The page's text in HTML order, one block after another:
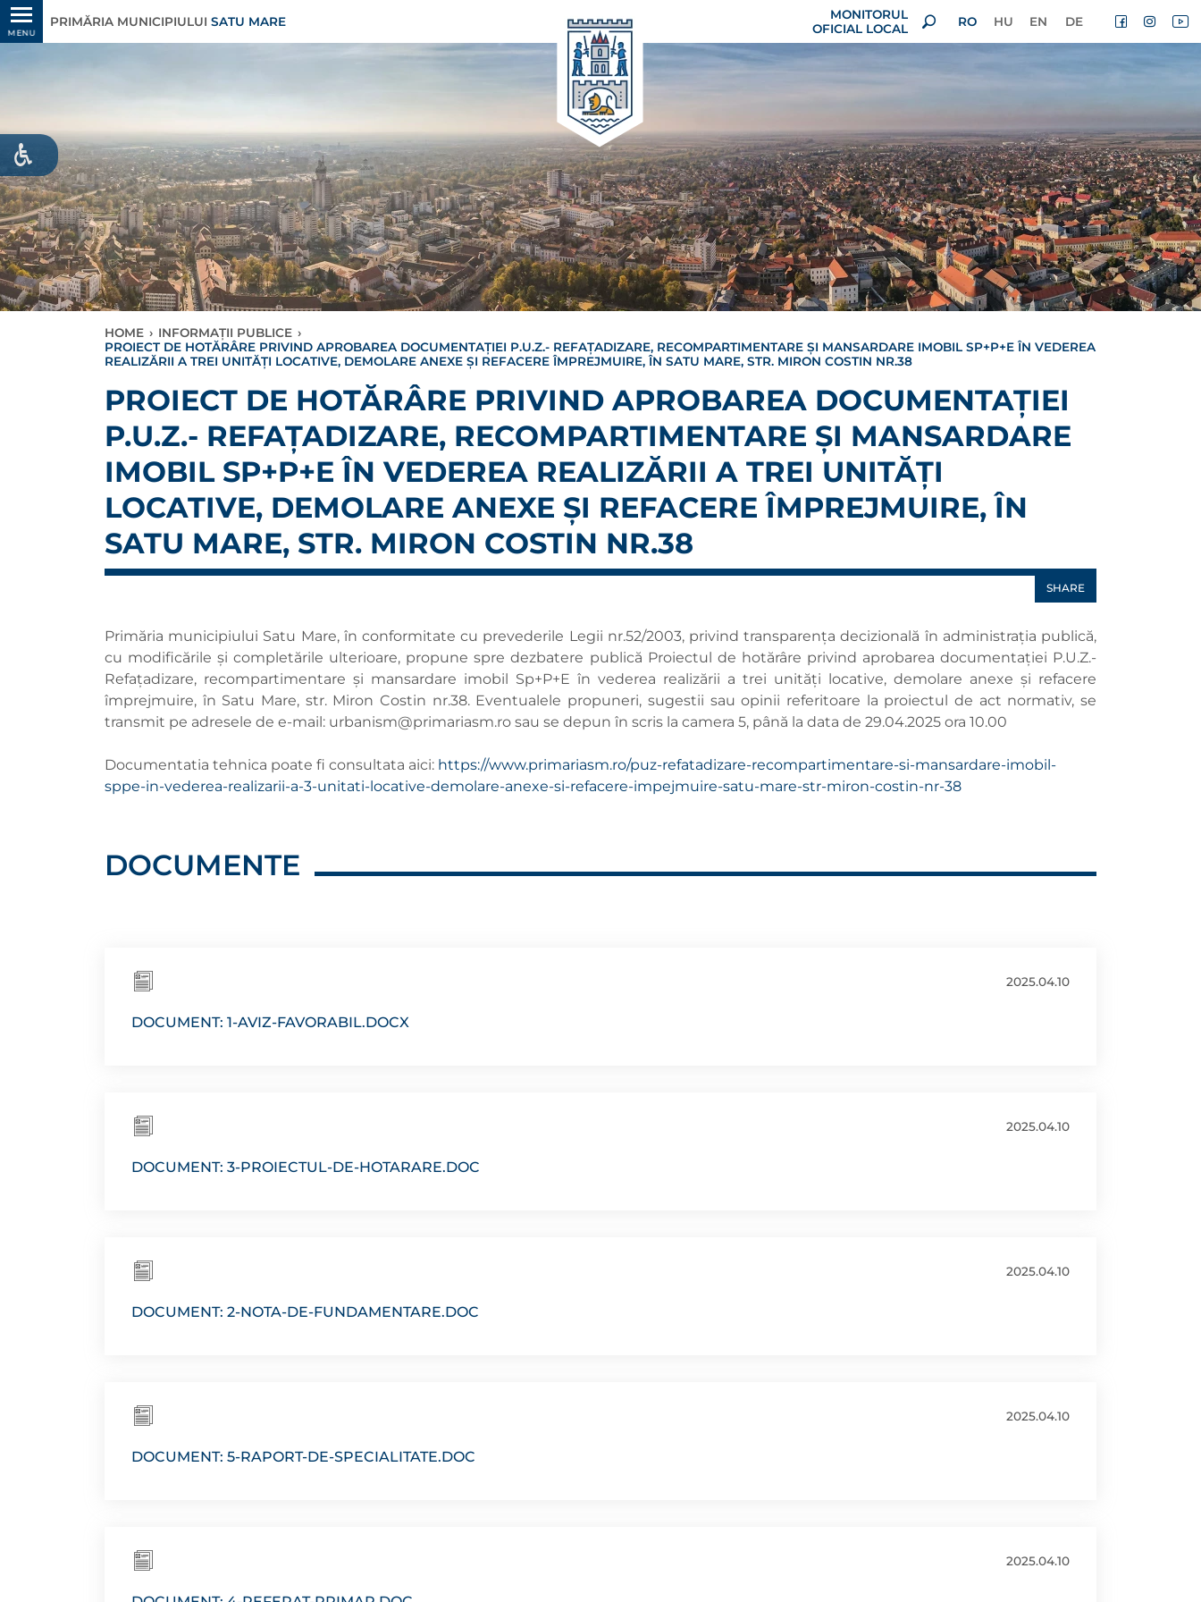
MENU
PRIMĂRIA MUNICIPIULUI SATU MARE
MONITORUL
OFICIAL LOCAL
RO HU EN DE
HOME › INFORMAȚII PUBLICE ›
PROIECT DE HOTĂRÂRE PRIVIND APROBAREA DOCUMENTAȚIEI P.U.Z.- REFAȚADIZARE, RECOMPARTIMENTARE ȘI MANSARDARE IMOBIL SP+P+E ÎN VEDEREA
REALIZĂRII A TREI UNITĂȚI LOCATIVE, DEMOLARE ANEXE ȘI REFACERE ÎMPREJMUIRE, ÎN SATU MARE, STR. MIRON COSTIN NR.38
PROIECT DE HOTĂRÂRE PRIVIND APROBAREA DOCUMENTAȚIEI
P.U.Z.- REFAȚADIZARE, RECOMPARTIMENTARE ȘI MANSARDARE
IMOBIL SP+P+E ÎN VEDEREA REALIZĂRII A TREI UNITĂȚI
LOCATIVE, DEMOLARE ANEXE ȘI REFACERE ÎMPREJMUIRE, ÎN
SATU MARE, STR. MIRON COSTIN NR.38
SHARE
Primăria municipiului Satu Mare, în conformitate cu prevederile Legii nr.52/2003, privind transparența decizională în administrația publică,
cu modificările și completările ulterioare, propune spre dezbatere publică Proiectul de hotărâre privind aprobarea documentației P.U.Z.-
Refațadizare, recompartimentare și mansardare imobil Sp+P+E în vederea realizării a trei unități locative, demolare anexe și refacere
împrejmuire, în Satu Mare, str. Miron Costin nr.38. Eventualele propuneri, sugestii sau opinii referitoare la proiectul de act normativ, se
transmit pe adresele de e-mail: urbanism@primariasm.ro sau se depun în scris la camera 5, până la data de 29.04.2025 ora 10.00
Documentatia tehnica poate fi consultata aici: https://www.primariasm.ro/puz-refatadizare-recompartimentare-si-mansardare-imobil-
sppe-in-vederea-realizarii-a-3-unitati-locative-demolare-anexe-si-refacere-impejmuire-satu-mare-str-miron-costin-nr-38
DOCUMENTE
2025.04.10
DOCUMENT: 1-AVIZ-FAVORABIL.DOCX
2025.04.10
DOCUMENT: 3-PROIECTUL-DE-HOTARARE.DOC
2025.04.10
DOCUMENT: 2-NOTA-DE-FUNDAMENTARE.DOC
2025.04.10
DOCUMENT: 5-RAPORT-DE-SPECIALITATE.DOC
2025.04.10